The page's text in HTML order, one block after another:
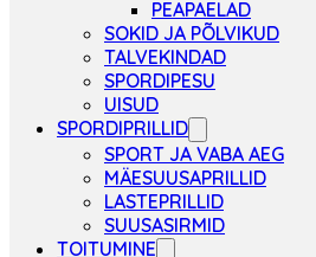
PEAPAELAD
SOKID JA PÕLVIKUD
TALVEKINDAD
SPORDIPESU
UISUD
SPORDIPRILLID
SPORT JA VABA AEG
MÄESUUSAPRILLID
LASTEPRILLID
SUUSASIRMID
TOITUMINE